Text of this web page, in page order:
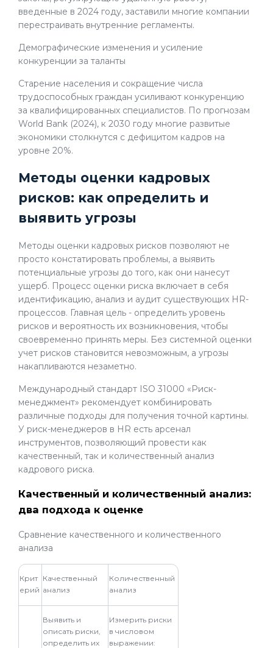
введенные в 2024 году, заставили многие компании
перестраивать внутренние регламенты.
Демографические изменения и усиление
конкуренции за таланты
Старение населения и сокращение числа
трудоспособных граждан усиливают конкуренцию
за квалифицированных специалистов. По прогнозам
World Bank (2024), к 2030 году многие развитые
экономики столкнутся с дефицитом кадров на
уровне 20%.
Методы оценки кадровых
рисков: как определить и
выявить угрозы
Методы оценки кадровых рисков позволяют не
просто констатировать проблемы, а выявить
потенциальные угрозы до того, как они нанесут
ущерб. Процесс оценки риска включает в себя
идентификацию, анализ и аудит существующих HR-
процессов. Главная цель - определить уровень
рисков и вероятность их возникновения, чтобы
своевременно принять меры. Без системной оценки
учет рисков становится невозможным, а угрозы
накапливаются незаметно.
Международный стандарт ISO 31000 «Риск-
менеджмент» рекомендует комбинировать
различные подходы для получения точной картины.
У риск-менеджеров в HR есть арсенал
инструментов, позволяющий провести как
качественный, так и количественный анализ
кадрового риска.
Качественный и количественный анализ:
два подхода к оценке
Сравнение качественного и количественного
анализа
Крит
ерий
Качественный
анализ
Количественный
анализ
Выявить и
описать риски,
определить их
Измерить риски
в числовом
выражении: